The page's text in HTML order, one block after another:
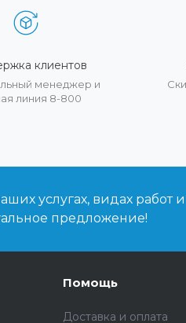
клиентов
менеджер и
линия 8-800
услугах, видах работ
предложение!
Помощь
Доставка и оплата